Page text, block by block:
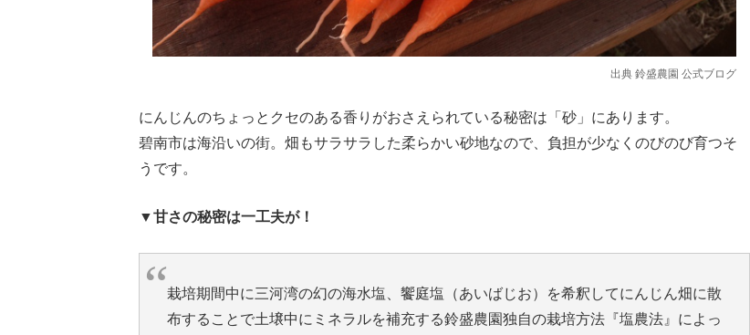
出典 鈴盛農園 公式ブログ
にんじんのちょっとクセのある香りがおさえられている秘密は「砂」にあります。
碧南市は海沿いの街。畑もサラサラした柔らかい砂地なので、負担が少なくのびのび育つそ
うです。
▼甘さの秘密は一工夫が！
栽培期間中に三河湾の幻の海水塩、饗庭塩（あいばじお）を希釈してにんじん畑に散
布することで土壌中にミネラルを補充する鈴盛農園独自の栽培方法『塩農法』によっ